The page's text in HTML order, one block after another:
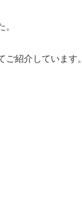
紹介しています。